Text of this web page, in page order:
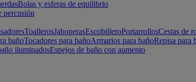
Bolas y esferas de equilibrio
percusión
ToallerosJabonerasEscobilleroPortarrollosCestas de
bañoTocadores para bañoArmarios para bañoRepisa para
iluminadosEspejos de baño con aumento